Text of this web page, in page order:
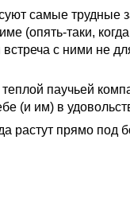
самые
(опять-таки,
встреча с ними не
паучьей
(и им) в
растут прямо под